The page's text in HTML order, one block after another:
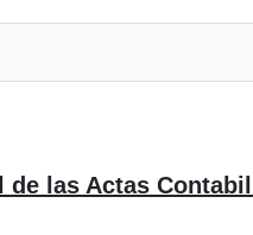
las Actas